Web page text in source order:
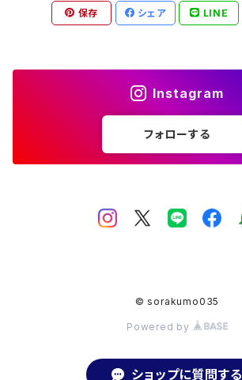
ホワイトラブラドライト
保存 シェア LINE
Instagram
フォローする
© sorakumo035
Powered by
ショップに質問する